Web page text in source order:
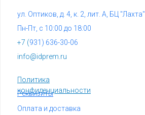
info@idprem.ru
Политика
конфиденциальности
+7 (931) 636-30-06
Реквизиты
ул. Оптиков, д. 4, к. 2, лит. А, БЦ "Лахта"
Оплата и доставка
Пн-Пт, с 10:00 до 18:00